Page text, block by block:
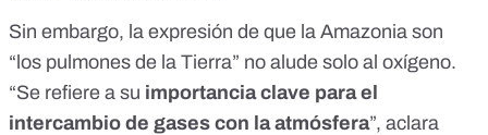
Sin embargo, la expresión de que la Amazonia son
“los pulmones de la Tierra” no alude solo al oxígeno.
“Se refiere a su importancia clave para el
intercambio de gases con la atmósfera”, aclara